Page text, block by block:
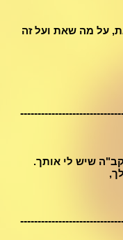
על מה שאת ועל זה
שיש לי אותך.